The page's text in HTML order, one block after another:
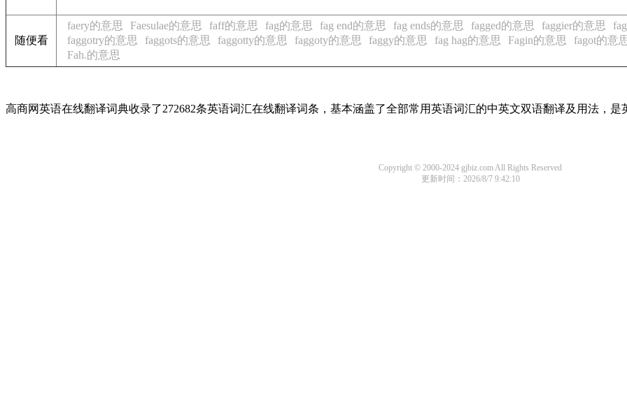
随便看
faery的意思 Faesulae的意思 faff的意思 fag的意思 fag end的意思 fag ends的意思 fagged的意思 faggier的意思
faggotry的意思
faggots的意思 faggotty的意思 faggoty的意思 faggy的意思 fag hag的意思 Fagin的意思 fagot的意
Fah.的意思
高商网英语在线翻译词典收录了272682条英语词汇在线翻译词条，基本涵盖了全部常用英语词汇的中英文双语翻译及用法，是
Copyright © 2000-2024 gjbiz.com All Rights Reserved
更新时间：2026/8/7 9:42:10